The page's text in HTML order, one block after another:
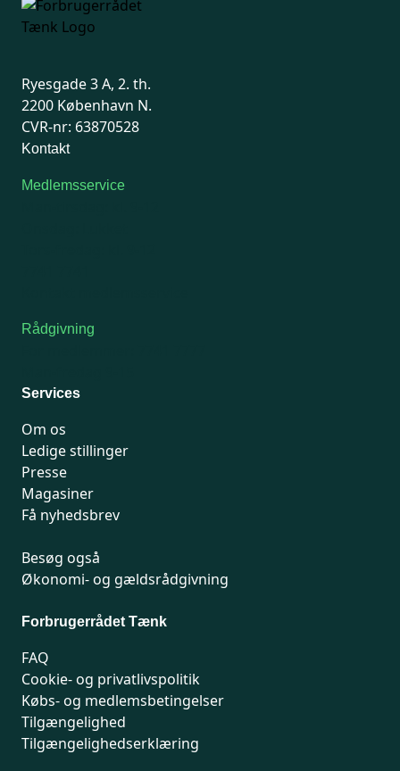
Ryesgade 3 A, 2. th.
2200 København N.
CVR-nr: 63870528
Kontakt
Medlemsservice
Rådgivning
Services
Om os
Ledige stillinger
Presse
Magasiner
Få nyhedsbrev
Besøg også
Økonomi- og gældsrådgivning
Forbrugerrådet Tænk
FAQ
Cookie- og privatlivspolitik
Købs- og medlemsbetingelser
Tilgængelighed
Tilgængelighedserklæring